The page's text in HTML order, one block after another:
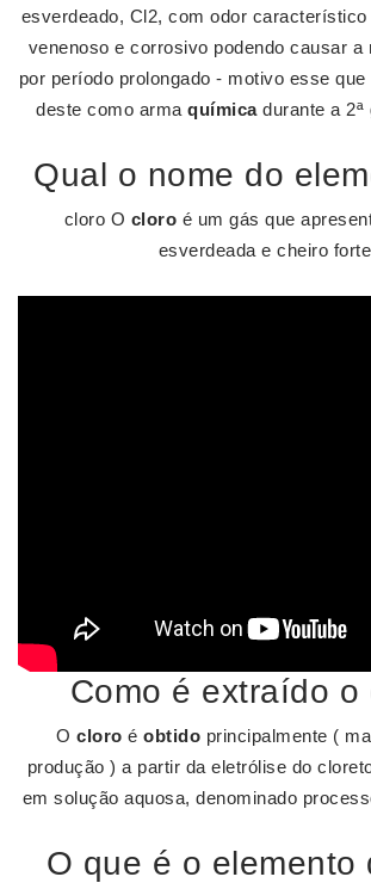
esverdeado, Cl2, com odor
venenoso e corrosivo podendo causar a
por período prolongado - motivo esse
deste como arma químicadurante a 2ª
Qual o nome do
cloro O cloro é um gás que
esverdeada e cheiro
Como é extraído o
O cloro é obtido principalmente (
produção ) a partir da eletrólise do
em solução aquosa, denominado
O que é o elemento